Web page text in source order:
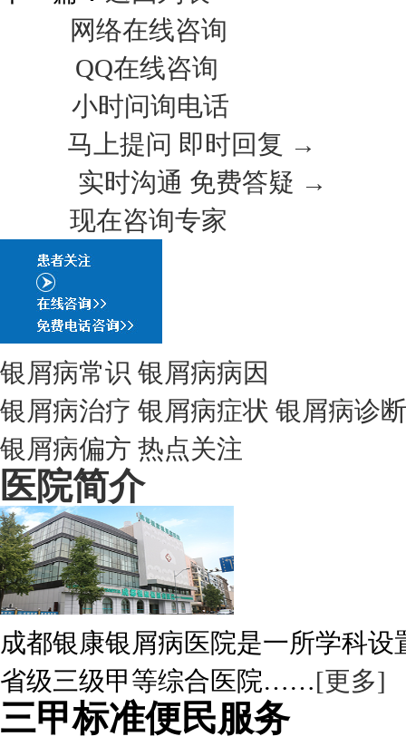
网络在线咨询
QQ在线咨询
小时问询电话
马上提问 即时回复 →
实时沟通 免费答疑 →
现在咨询专家
银屑病常识 银屑病病因
银屑病治疗 银屑病症状 银屑病诊断
银屑病偏方 热点关注
医院简介
成都银康银屑病医院是一所学科
省级三级甲等综合医院……[更多]
三甲标准便民服务